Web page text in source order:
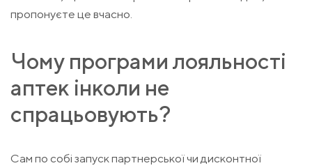
пропонуєте це вчасно.
Чому програми лояльності
аптек інколи не
спрацьовують?
Сам по собі запуск партнерської чи дисконтної